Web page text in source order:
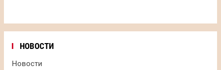
НОВОСТИ
Новости